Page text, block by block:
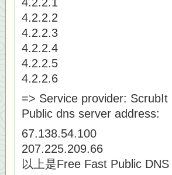
4.2.2.2
4.2.2.3
4.2.2.4
4.2.2.5
4.2.2.6
=> Service provider: ScrubIt
Public dns server address:
67.138.54.100
207.225.209.66
以上是Free Fast Public DNS